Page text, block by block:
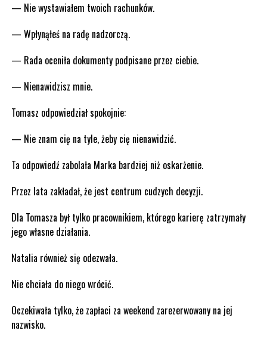
— Nie wystawiałem twoich rachunków.
— Wpłynąłeś na radę nadzorczą.
— Rada oceniła dokumenty podpisane przez ciebie.
— Nienawidzisz mnie.
Tomasz odpowiedział spokojnie:
— Nie znam cię na tyle, żeby cię nienawidzić.
Ta odpowiedź zabolała Marka bardziej niż oskarżenie.
Przez lata zakładał, że jest centrum cudzych decyzji.
Dla Tomasza był tylko pracownikiem, którego karierę zatrzymały
jego własne działania.
Natalia również się odezwała.
Nie chciała do niego wrócić.
Oczekiwała tylko, że zapłaci za weekend zarezerwowany na jej
nazwisko.